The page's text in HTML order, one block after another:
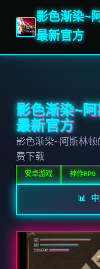
影色渐染~
最新官方
影色渐染~
最新官方
影色渐染~阿斯林
费下载
安卓游戏 神作RPG
📊 中